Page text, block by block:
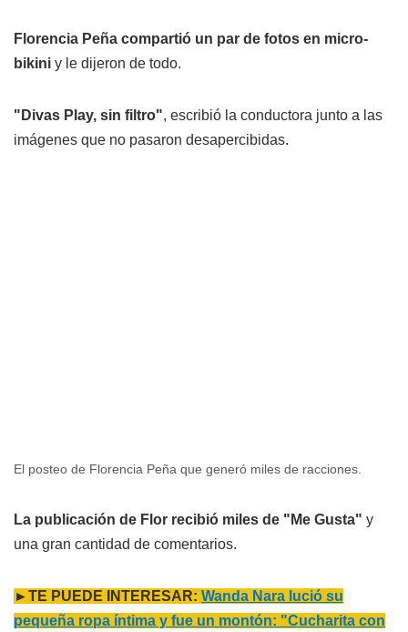
Florencia Peña compartió un par de fotos en micro-
bikini y le dijeron de todo.
"Divas Play, sin filtro", escribió la conductora junto a las
imágenes que no pasaron desapercibidas.
El posteo de Florencia Peña que generó miles de racciones.
La publicación de Flor recibió miles de "Me Gusta" y
una gran cantidad de comentarios.
►TE PUEDE INTERESAR: Wanda Nara lució su
pequeña ropa íntima y fue un montón: "Cucharita con